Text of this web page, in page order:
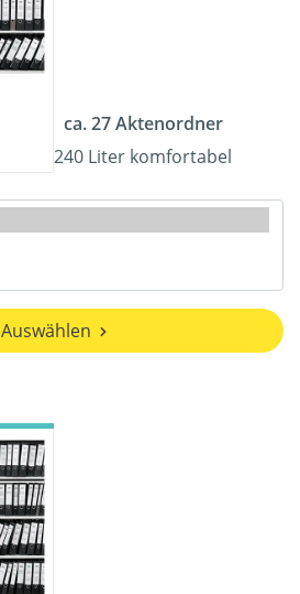
ca. 27 Aktenordner
240 Liter komfortabel
Auswählen